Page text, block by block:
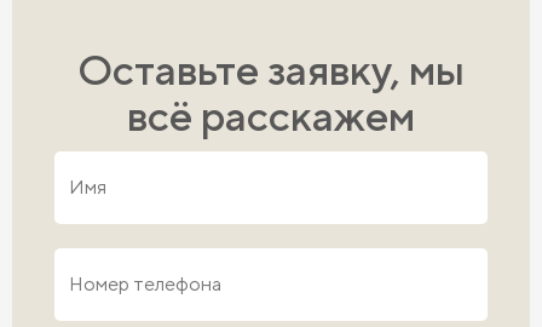
Оставьте заявку, мы
всё расскажем